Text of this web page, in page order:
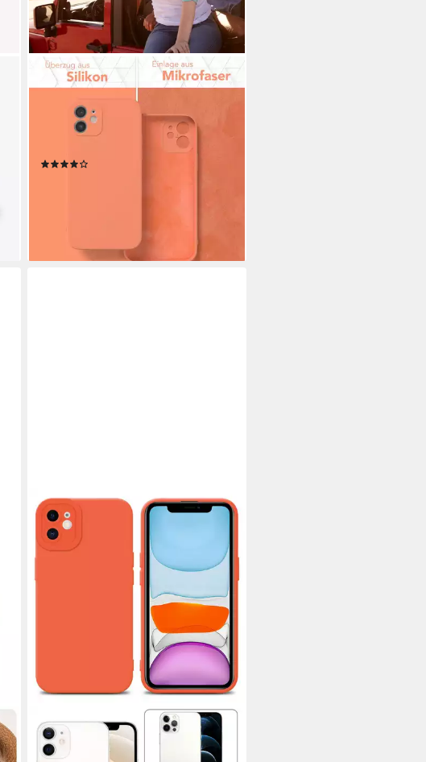
EAZY CASE
Handyhülle für Apple iPhone 12 Hülle
Silikon 6,1 Zoll, Schutzhülle mit
Kameraschutz telefonhülle elastisch